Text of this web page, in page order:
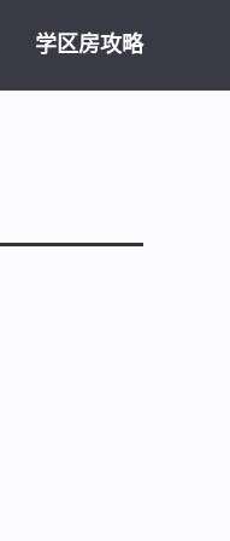
学区房攻略